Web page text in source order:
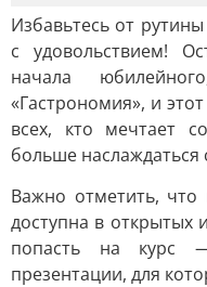
Избавьтесь от
с удовольствием!
начала
«Гастрономия», и
всех, кто мечтает
больше
Важно отметить,
доступна в открытых
попасть на курс
презентации, для